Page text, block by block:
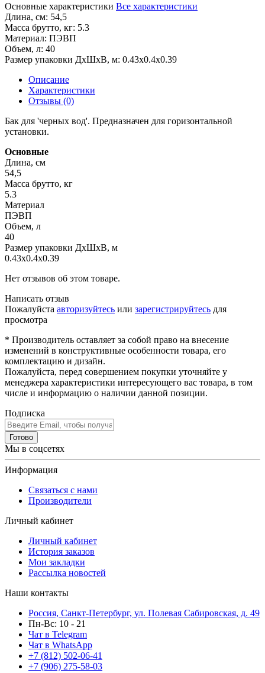
Основные характеристики Все характеристики
Длина, см: 54,5
Масса брутто, кг: 5.3
Материал: ПЭВП
Объем, л: 40
Размер упаковки ДхШхВ, м: 0.43x0.4x0.39
Описание
Характеристики
Отзывы (0)
Бак для 'черных вод'. Предназначен для горизонтальной
установки.
Основные
Длина, см
54,5
Масса брутто, кг
5.3
Материал
ПЭВП
Объем, л
40
Размер упаковки ДхШхВ, м
0.43x0.4x0.39
Нет отзывов об этом товаре.
Написать отзыв
Пожалуйста авторизуйтесь или зарегистрируйтесь для
просмотра
* Производитель оставляет за собой право на внесение
изменений в конструктивные особенности товара, его
комплектацию и дизайн.
Пожалуйста, перед совершением покупки уточняйте у
менеджера характеристики интересующего вас товара, в том
числе и информацию о наличии данной позиции.
Подписка
Готово
Мы в соцсетях
Информация
Связаться с нами
Производители
Личный кабинет
Личный кабинет
История заказов
Мои закладки
Рассылка новостей
Наши контакты
Россия, Санкт-Петербург, ул. Полевая Сабировская, д. 49
Пн-Вс: 10 - 21
Чат в Telegram
Чат в WhatsApp
+7 (812) 502-06-41
+7 (906) 275-58-03